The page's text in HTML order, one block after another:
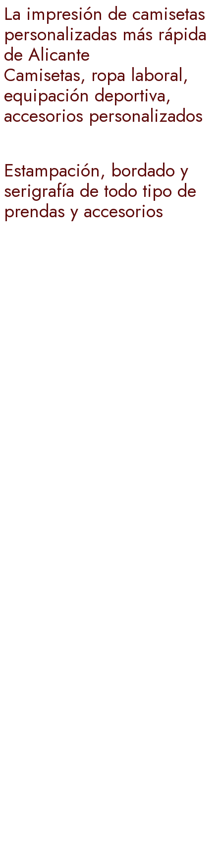
La impresión de camisetas
personalizadas más rápida
de Alicante
Camisetas, ropa laboral,
equipación deportiva,
accesorios personalizados
Estampación, bordado y
serigrafía de todo tipo de
prendas y accesorios